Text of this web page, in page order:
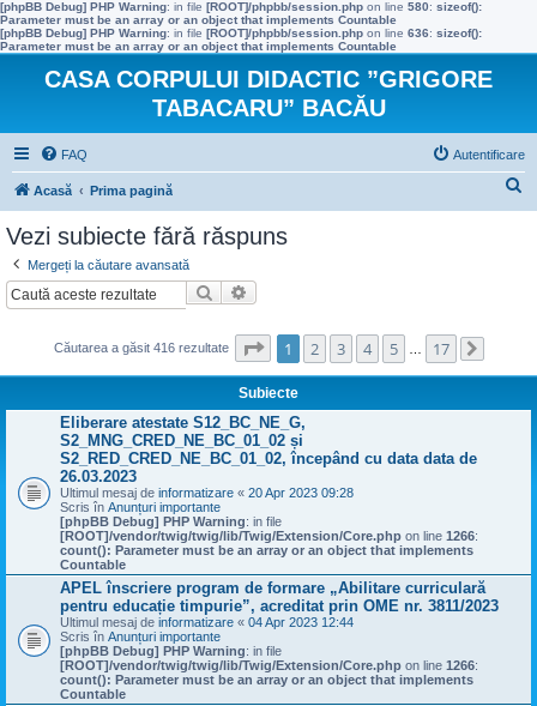
[phpBB Debug] PHP Warning: in file [ROOT]/phpbb/session.php on line 580: sizeof():
Parameter must be an array or an object that implements Countable
[phpBB Debug] PHP Warning: in file [ROOT]/phpbb/session.php on line 636: sizeof():
Parameter must be an array or an object that implements Countable
CASA CORPULUI DIDACTIC ”GRIGORE
TABACARU” BACĂU
FAQ Autentificare
Acasă Prima pagină
Vezi subiecte fără răspuns
Mergeți la căutare avansată
Căutare
Căutarea a găsit 416 rezultate Pagina1 din 17
1 2 3 4 5 17
Subiecte
Eliberare atestate S12_BC_NE_G,
S2_MNG_CRED_NE_BC_01_02 și
S2_RED_CRED_NE_BC_01_02, începând cu data data de
26.03.2023
Ultimul mesaj de informatizare « 20 Apr 2023 09:28
Scris în Anunțuri importante
[phpBB Debug] PHP Warning: in file
[ROOT]/vendor/twig/twig/lib/Twig/Extension/Core.php on line 1266:
count(): Parameter must be an array or an object that implements
Countable
APEL înscriere program de formare „Abilitare curriculară
pentru educație timpurie”, acreditat prin OME nr. 3811/2023
Ultimul mesaj de informatizare « 04 Apr 2023 12:44
Scris în Anunțuri importante
[phpBB Debug] PHP Warning: in file
[ROOT]/vendor/twig/twig/lib/Twig/Extension/Core.php on line 1266:
count(): Parameter must be an array or an object that implements
Countable